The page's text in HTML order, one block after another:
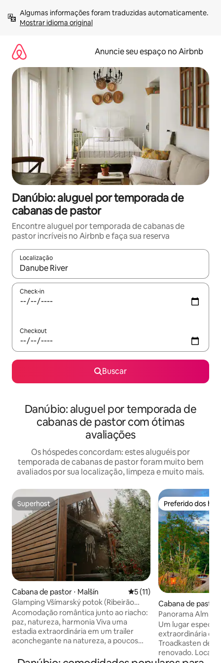
para
Mostrar idioma original
Anuncie seu espaço no Airbnb
Danúbio: aluguel por temporada de
cabanas de pastor
Encontre aluguel por temporada de cabanas de
pastor incríveis no Airbnb e faça sua reserva
Localização
Quando os resultados estiverem disponíveis, explore-os
Check-in
Checkout
Buscar
Danúbio: aluguel por temporada de
cabanas de pastor com ótimas
avaliações
Os hóspedes concordam: estes aluguéis por
temporada de cabanas de pastor foram muito bem
avaliados por sua localização, limpeza e muito mais.
Superhost
Superhost
Cabana de pastor ⋅ Malšín 5 de uma avaliação média
5 (11)
Glamping Všímarský potok (Ribeirão
Všímarský)
Acomodação romântica junto ao riacho:
paz, natureza, harmonia Viva uma
estadia extraordinária em um trailer
aconchegante na natureza, a poucos
ideal para casais, solitários ou todos os
Preferido dos
Preferido dos
Cabana de pastor
Drau
Panorama
Localização única
Um lugar especial
extraordinária da
Troadkasten de
renovado.